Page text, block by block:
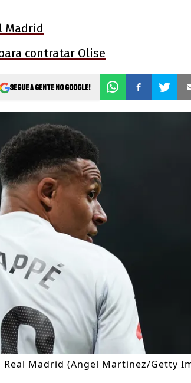
Madrid
contratar Olise
Segue a gente no Google!
Madrid (Angel Martinez/Getty